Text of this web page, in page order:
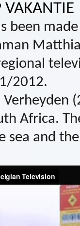
VAKANTIE
been
2012.
Africa.
sea and